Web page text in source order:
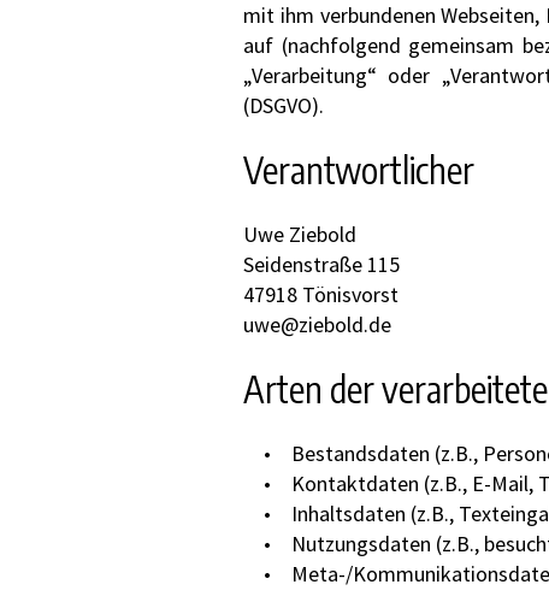
mit ihm verbundenen
auf (nachfolgend gemeinsam
„Verarbeitung“ oder
(DSGVO).
Verantwortlicher
Uwe Ziebold
Seidenstraße 115
47918 Tönisvorst
uwe@ziebold.de
Arten der
Bestandsdaten (z.B.,
Kontaktdaten (z.B., E-Mail,
Inhaltsdaten (z.B.,
Nutzungsdaten (z.B.,
Meta-/